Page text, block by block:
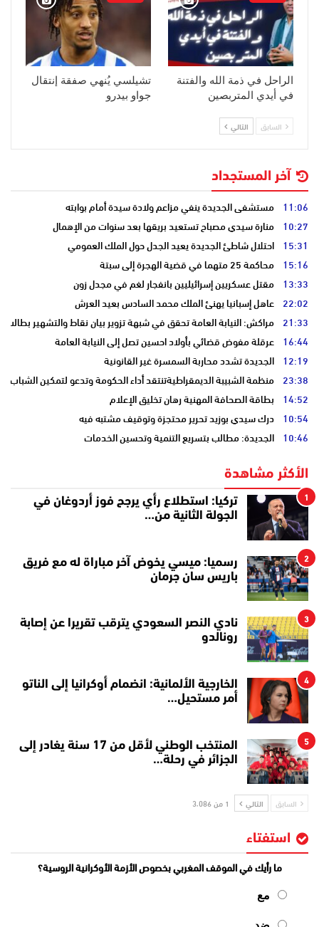
الراحل في ذمة الله والفتنة
في أيدي المتربصين
تشيلسي يُنهي صفقة إنتقال
جواو بيدرو
السابق التالي
آخر المستجداد
11:06 مستشفى الجديدة ينفي مزاعم ولادة سيدة أمام بوابته
10:27 منارة سيدي مصباح تستعيد بريقها بعد سنوات من الإهمال
15:31 احتلال شاطئ الجديدة يعيد الجدل حول الملك العمومي
15:16 محاكمة 25 متهما في قضية الهجرة إلى سبتة
13:33 مقتل عسكريين إسرائيليين بانفجار لغم في مجدل زون
22:02 عاهل إسبانيا يهنئ الملك محمد السادس بعيد العرش
21:33 مراكش: النيابة العامة تحقق في شبهة تزوير بيان نقاط والتشهير بطالب
16:44 عرقلة مفوض قضائي بأولاد احسين تصل إلى النيابة العامة
12:19 الجديدة تشدد محاربة السمسرة غير القانونية
23:38 منظمة الشبيبة الديمقراطيةتنتقد أداء الحكومة وتدعو لتمكين الشباب
14:52 بطاقة الصحافة المهنية رهان تخليق الإعلام
10:54 درك سيدي بوزيد تحرير محتجزة وتوقيف مشتبه فيه
10:46 الجديدة: مطالب بتسريع التنمية وتحسين الخدمات
الأكثر مشاهدة
1
تركيا: استطلاع رأي يرجح فوز أردوغان في
الجولة الثانية من…
2
رسميا: ميسي يخوض آخر مباراة له مع فريق
باريس سان جرمان
3
نادي النصر السعودي يترقب تقريرا عن إصابة
رونالدو
4
الخارجية الألمانية: انضمام أوكرانيا إلى الناتو
أمر مستحيل…
5
المنتخب الوطني لأقل من 17 سنة يغادر إلى
الجزائر في رحلة…
السابق التالي 1 من 3٬086
استفتاء
ما رأيك في الموقف المغربي بخصوص الأزمة الأوكرانية الروسية؟
مع